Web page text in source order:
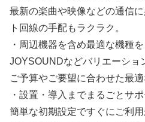
最新の楽曲や映像などの通信
ト回線の手配もラクラク。
・周辺機器を含め最適な機種
JOYSOUNDなどバリエーショ
ご予算やご要望に合わせた最
・設置・導入までまるごとサポ
簡単な初期設定ですぐにご利用